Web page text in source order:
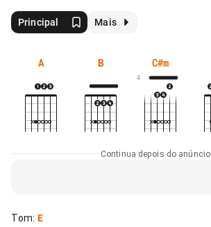
Principal Mais
A B C#m
4
Continua depois do anúncio
Tom: E